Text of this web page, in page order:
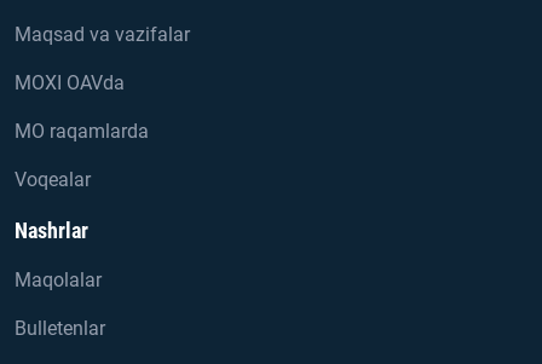
Maqsad va vazifalar
MOXI OAVda
MO raqamlarda
Voqealar
Nashrlar
Maqolalar
Bulletenlar